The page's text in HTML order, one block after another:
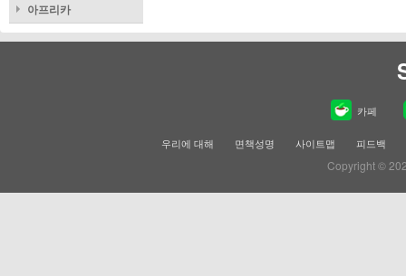
아프리카
카페
우리에 대해 면책성명 사이트맵 피드백
Copyright ©